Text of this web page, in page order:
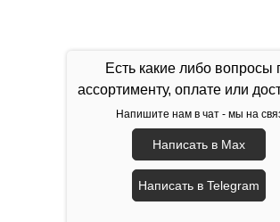
Есть какие либо вопросы
ассортименту, оплате или
Напишите нам в чат - мы на
Написать в Max
Написать в Telegram